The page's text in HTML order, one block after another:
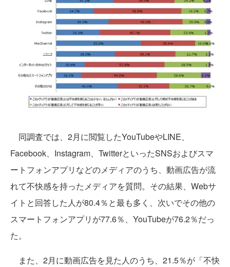
同調査では、2月に閲覧したYouTubeやLINE、
Facebook、Instagram、TwitterといったSNSおよびスマ
ートフォンアプリなどのメディアのうち、動画広告が流
れて不快感を持ったメディアを質問。その結果、Webサ
イトと回答した人が80.4％と最も多く、次いでその他の
スマートフォンアプリが77.6％、YouTubeが76.2％だっ
た。
また、2月に動画広告を見た人のうち、21.5％が「不快